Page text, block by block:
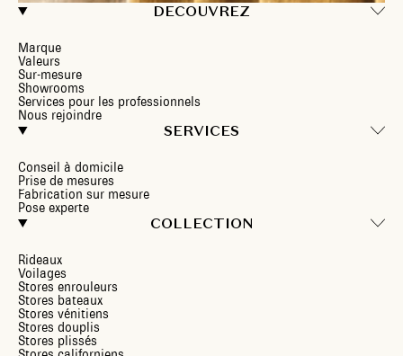
DECOUVREZ
Marque
Valeurs
Sur-mesure
Showrooms
Services pour les professionnels
Nous rejoindre
SERVICES
Conseil à domicile
Prise de mesures
Fabrication sur mesure
Pose experte
COLLECTION
Rideaux
Voilages
Stores enrouleurs
Stores bateaux
Stores vénitiens
Stores douplis
Stores plissés